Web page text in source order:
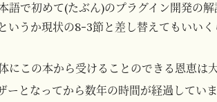
語で初めて(たぶん)のプラグイン開発の
うか現状の8-3節と差し替えてもいい
にこの本から受けることのできる恩恵は
となってから数年の時間が経過してい